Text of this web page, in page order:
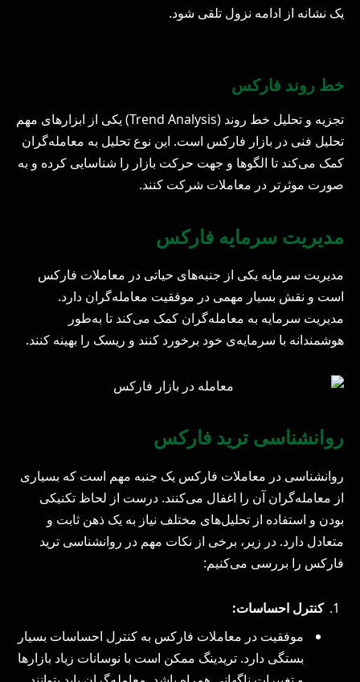
یک نشانه از ادامه نزول تلقی شود.
خط روند فارکس
تجزیه و تحلیل خط روند (Trend Analysis) یکی از ابزارهای مهم
تحلیل فنی در بازار فارکس است. این نوع تحلیل به معامله‌گران
کمک می‌کند تا الگوها و جهت حرکت بازار را شناسایی کرده و به
صورت موثرتر در معاملات شرکت کنند.
مدیریت سرمایه فارکس
مدیریت سرمایه یکی از جنبه‌های حیاتی در معاملات فارکس
است و نقش بسیار مهمی در موفقیت معامله‌گران دارد.
مدیریت سرمایه به معامله‌گران کمک می‌کند تا به‌طور
هوشمندانه با سرمایه‌ی خود برخورد کنند و ریسک را بهینه کنند.
روانشناسی ترید فارکس
روانشناسی در معاملات فارکس یک جنبه مهم است که بسیاری
از معامله‌گران آن را اغفال می‌کنند. درست از لحاظ تکنیکی
بودن و استفاده از تحلیل‌های مختلف نیاز به یک ذهن ثابت و
متعادل دارد. در زیر، برخی از نکات مهم در روانشناسی ترید
فارکس را بررسی می‌کنیم:
کنترل احساسات:
موفقیت در معاملات فارکس به کنترل احساسات بسیار
بستگی دارد. تریدینگ ممکن است با نوسانات زیاد بازارها